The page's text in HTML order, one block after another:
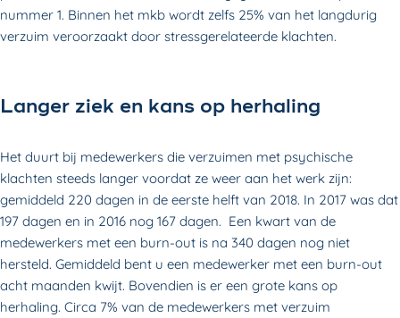
nummer 1. Binnen het mkb wordt zelfs 25% van het langdurig
verzuim veroorzaakt door stressgerelateerde klachten.
Langer ziek en kans op herhaling
Het duurt bij medewerkers die verzuimen met psychische
klachten steeds langer voordat ze weer aan het werk zijn:
gemiddeld 220 dagen in de eerste helft van 2018. In 2017 was dat
197 dagen en in 2016 nog 167 dagen. Een kwart van de
medewerkers met een burn-out is na 340 dagen nog niet
hersteld. Gemiddeld bent u een medewerker met een burn-out
acht maanden kwijt. Bovendien is er een grote kans op
herhaling. Circa 7% van de medewerkers met verzuim